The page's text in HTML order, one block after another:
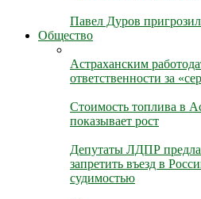
Павел Дуров
Общество
Астраханским
ответственности за
Стоимость топлива в
показывает рост
Депутаты ЛДПР
запретить въезд в
судимостью